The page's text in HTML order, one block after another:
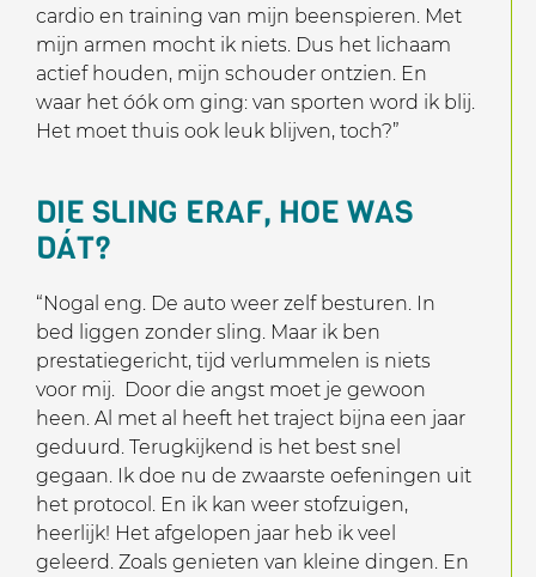
cardio en training van mijn beenspieren. Met
mijn armen mocht ik niets. Dus het lichaam
actief houden, mijn schouder ontzien. En
waar het óók om ging: van sporten word ik blij.
Het moet thuis ook leuk blijven, toch?”
DIE SLING ERAF, HOE WAS
DÁT?
“Nogal eng. De auto weer zelf besturen. In
bed liggen zonder sling. Maar ik ben
prestatiegericht, tijd verlummelen is niets
voor mij. Door die angst moet je gewoon
heen. Al met al heeft het traject bijna een jaar
geduurd. Terugkijkend is het best snel
gegaan. Ik doe nu de zwaarste oefeningen uit
het protocol. En ik kan weer stofzuigen,
heerlijk! Het afgelopen jaar heb ik veel
geleerd. Zoals genieten van kleine dingen. En